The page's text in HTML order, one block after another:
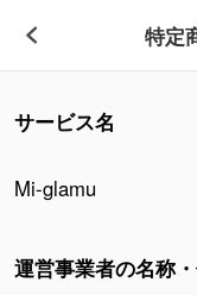
特定
サービス名
Mi-glamu
運営事業者の名称